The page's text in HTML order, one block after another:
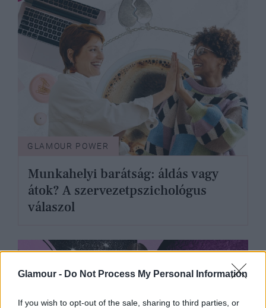
Glamour - Do Not Process My Personal Information
If you wish to opt-out of the sale, sharing to third parties, or
GLAMOUR POWER
Munkahelyi barátság: áldás vagy
átok? A szervezetpszichológus
válaszol